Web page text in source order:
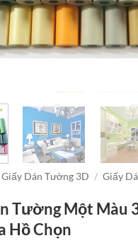
Giấy Dán Tường 3D / Giấy
Tường Một Màu
Hồ Chọn